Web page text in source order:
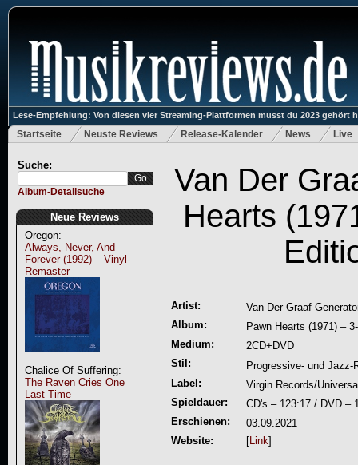
Lese-Empfehlung: Von diesen vier Streaming-Plattformen musst du 2023 gehört
Startseite Neuste Reviews Release-Kalender News Live
Suche:
Album-Detailsuche
Neue Reviews
Oregon:
Always, Never, And
Forever (1992) – Vinyl-
Remaster
Chalice Of Suffering:
The Raven Cries One
Last Time
Van Der
Hearts
Artist:
Van Der Graaf
Album:
Pawn Hearts (1971) –
Medium:
2CD+DVD
Stil:
Progressive- und Jazz-
Label:
Virgin Records/
Spieldauer:
CD's – 123:17 / DVD –
Erschienen:
03.09.2021
Website:
[Link]